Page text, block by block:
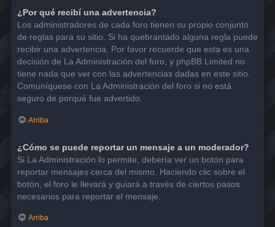
¿Por qué recibí una advertencia?
Los administradores de cada foro tienen su propio conjunto
de reglas para su sitio. Si ha quebrantado alguna regla puede
recibir una advertencia. Por favor recuerde que esta es una
decisión de La Administración del foro, y phpBB Limited no
tiene nada que ver con las advertencias dadas en este sitio.
Comuníquese con La Administración del foro si no está
seguro de porqué fue advertido.
Arriba
¿Cómo se puede reportar un mensaje a un moderador?
Si La Administración lo permite, debería ver un botón para
reportar mensajes cerca del mismo. Haciendo clic sobre el
botón, el foro le llevará y guiará a través de ciertos pasos
necesarios para reportar el mensaje.
Arriba